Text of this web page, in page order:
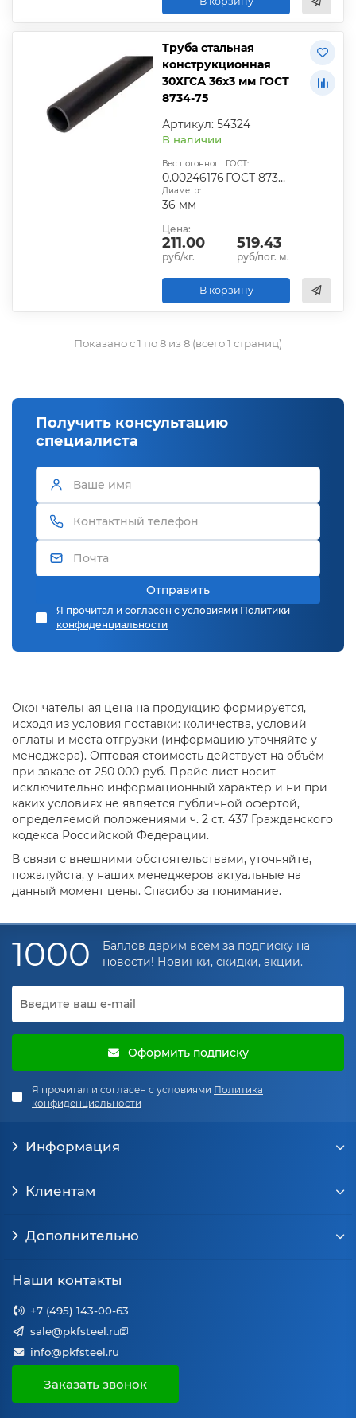
Труба стальная
конструкционная
30ХГСА 36х3 мм ГОСТ
8734-75
Артикул: 54324
В наличии
Вес погонного метра, т.:
0.00246176
ГОСТ:
ГОСТ 8734-75
Диаметр:
36 мм
Цена:
211.00
руб/кг.
519.43
руб/пог. м.
В корзину
Показано с 1 по 8 из 8 (всего 1 страниц)
Получить консультацию
специалиста
Отправить
Я прочитал и согласен с условиями Политики
конфиденциальности
Окончательная цена на продукцию формируется,
исходя из условия поставки: количества, условий
оплаты и места отгрузки (информацию уточняйте у
менеджера). Оптовая стоимость действует на объём
при заказе от 250 000 руб. Прайс-лист носит
исключительно информационный характер и ни при
каких условиях не является публичной офертой,
определяемой положениями ч. 2 ст. 437 Гражданского
кодекса Российской Федерации.
В связи с внешними обстоятельствами, уточняйте,
пожалуйста, у наших менеджеров актуальные на
данный момент цены. Спасибо за понимание.
1000
Баллов дарим всем за подписку на
новости! Новинки, скидки, акции.
Оформить подписку
Я прочитал и согласен с условиями Политика
конфиденциальности
Информация
Клиентам
Дополнительно
Наши контакты
+7 (495) 143-00-63
sale@pkfsteel.ru
info@pkfsteel.ru
Заказать звонок